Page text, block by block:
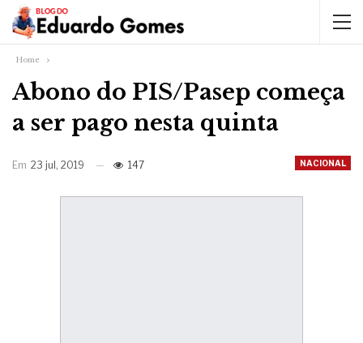
Home
Abono do PIS/Pasep começa
a ser pago nesta quinta
NACIONAL
Em 23 jul, 2019 147